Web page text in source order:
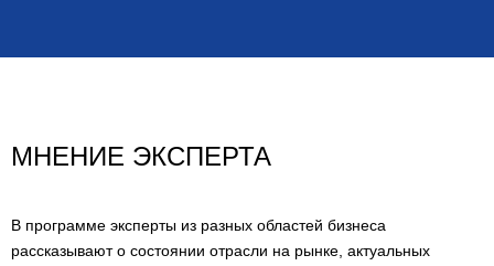
МНЕНИЕ ЭКСПЕРТА
В программе эксперты из разных областей бизнеса
рассказывают о состоянии отрасли на рынке, актуальных